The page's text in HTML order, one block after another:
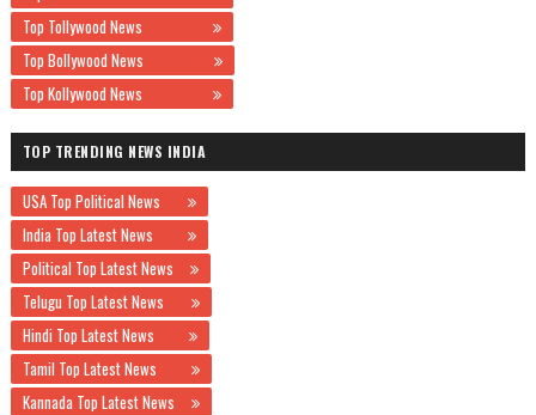
Top Tollywood News
Top Bollywood News
Top Kollywood News
TOP TRENDING NEWS INDIA
USA Top Political News
India Top Latest News
Political Top Latest News
Telugu Top Latest News
Hindi Top Latest News
Tamil Top Latest News
Kannada Top Latest News